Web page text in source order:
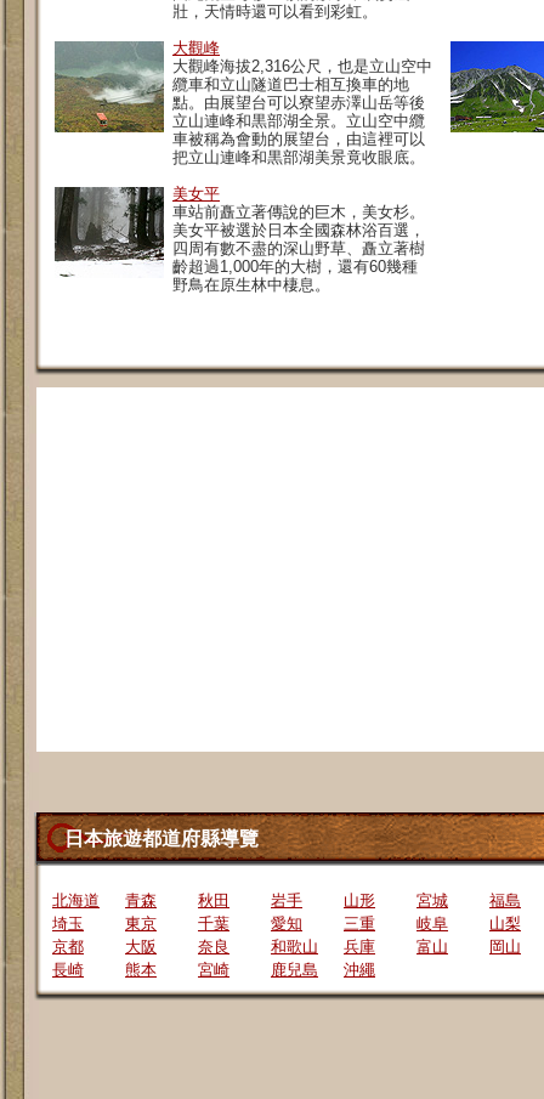
壯，天情時還可以看到彩虹。
大觀峰
大觀峰海拔2,316公尺，也是立山空中
纜車和立山隧道巴士相互換車的地
點。由展望台可以寮望赤澤山岳等後
立山連峰和黒部湖全景。立山空中纜
車被稱為會動的展望台，由這裡可以
把立山連峰和黒部湖美景竟收眼底。
美女平
車站前矗立著傳說的巨木，美女杉。
美女平被選於日本全國森林浴百選，
四周有數不盡的深山野草、矗立著樹
齡超過1,000年的大樹，還有60幾種
野鳥在原生林中棲息。
日本旅遊都道府縣導覽
北海道 青森 秋田 岩手 山形 宮城
福島
埼玉
東京 千葉 愛知 三重 岐阜
山梨
京都
大阪 奈良 和歌山 兵庫 富山
岡山
長崎
熊本 宮崎 鹿兒島 沖繩